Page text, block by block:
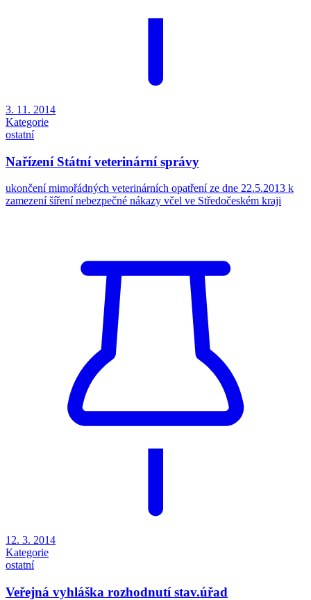
3. 11. 2014
Kategorie
ostatní
Nařízení Státní veterinární správy
ukončení mimořádných veterinárních opatření ze dne 22.5.2013 k
zamezení šíření nebezpečné nákazy včel ve Středočeském kraji
12. 3. 2014
Kategorie
ostatní
Veřejná vyhláška rozhodnutí stav.úřad